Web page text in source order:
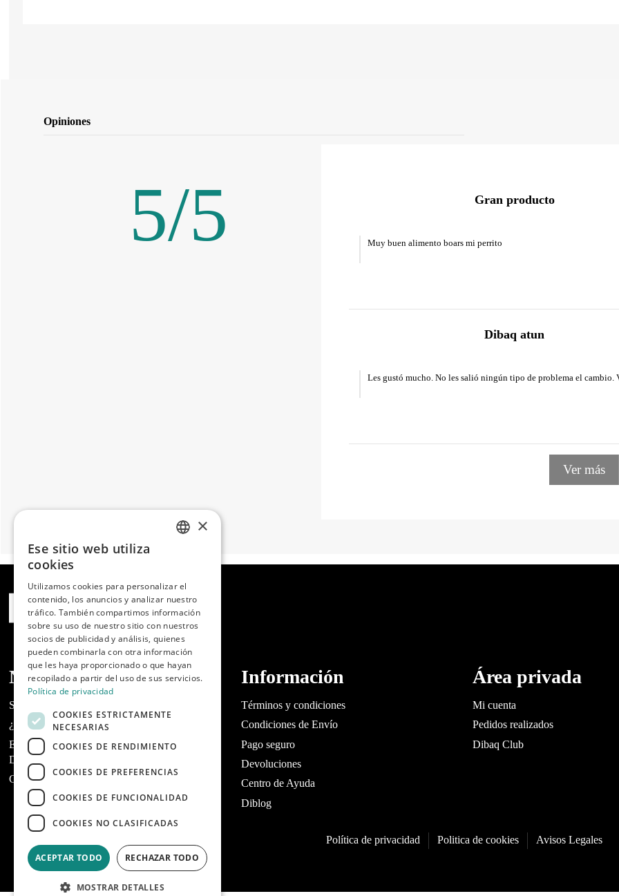
Opiniones
5/5 Gran producto
Muy buen alimento boars mi perrito
Dibaq atun
Les gustó mucho. No les salió ningún tipo de problema el cambio.
Ver más
Nosotros
Sobre Dibaq
¿Tienes un tienda?
Encuentra tu tienda de mascotas más cercana |
Dibaq
Contacta con Dibaq Petcare
Información
Términos y condiciones
Condiciones de Envío
Pago seguro
Devoluciones
Centro de Ayuda
Diblog
Área privada
Mi cuenta
Pedidos realizados
Dibaq Club
Política de privacidad Politica de cookies Avisos Legales
PORTUGUESE
×
Ese sitio web utiliza
cookies
Utilizamos cookies para personalizar el
contenido, los anuncios y analizar nuestro
tráfico. También compartimos información
sobre su uso de nuestro sitio con nuestros
socios de publicidad y análisis, quienes
pueden combinarla con otra información
que les haya proporcionado o que hayan
recopilado a partir del uso de sus servicios.
Política de privacidad
COOKIES ESTRICTAMENTE
NECESARIAS
COOKIES DE RENDIMIENTO
COOKIES DE PREFERENCIAS
COOKIES DE FUNCIONALIDAD
COOKIES NO CLASIFICADAS
ACEPTAR TODO RECHAZAR TODO
MOSTRAR DETALLES